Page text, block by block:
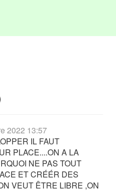
2022 13:57
IL FAUT
PLACE....ON A LA
NE PAS TOUT
ET CRÉÉR DES
VEUT ÊTRE LIBRE ,ON